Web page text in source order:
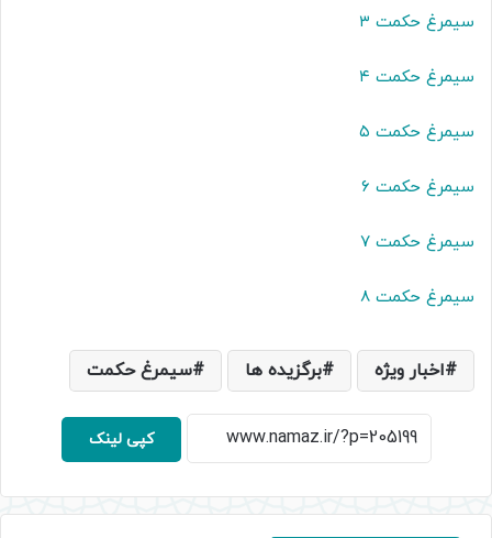
سیمرغ حکمت ۳
سیمرغ حکمت ۴
سیمرغ حکمت ۵
سیمرغ حکمت ۶
سیمرغ حکمت ۷
سیمرغ حکمت 8
اخبار ویژه برگزیده ها سیمرغ حکمت
کپی لینک